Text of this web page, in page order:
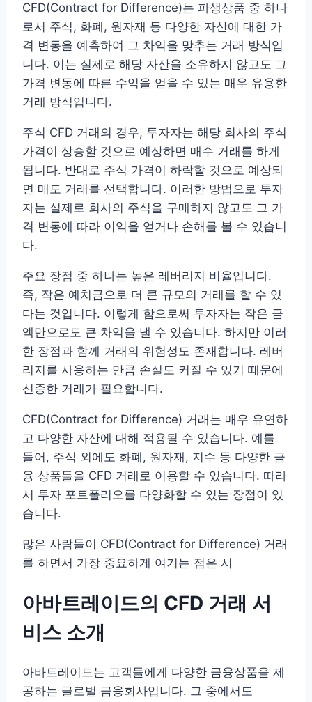
CFD(Contract for Difference)는 파생상품 중 하나
로서 주식, 화폐, 원자재 등 다양한 자산에 대한 가
격 변동을 예측하여 그 차익을 맞추는 거래 방식입
니다. 이는 실제로 해당 자산을 소유하지 않고도 그
가격 변동에 따른 수익을 얻을 수 있는 매우 유용한
거래 방식입니다.
주식 CFD 거래의 경우, 투자자는 해당 회사의 주식
가격이 상승할 것으로 예상하면 매수 거래를 하게
됩니다. 반대로 주식 가격이 하락할 것으로 예상되
면 매도 거래를 선택합니다. 이러한 방법으로 투자
자는 실제로 회사의 주식을 구매하지 않고도 그 가
격 변동에 따라 이익을 얻거나 손해를 볼 수 있습니
다.
주요 장점 중 하나는 높은 레버리지 비율입니다.
즉, 작은 예치금으로 더 큰 규모의 거래를 할 수 있
다는 것입니다. 이렇게 함으로써 투자자는 작은 금
액만으로도 큰 차익을 낼 수 있습니다. 하지만 이러
한 장점과 함께 거래의 위험성도 존재합니다. 레버
리지를 사용하는 만큼 손실도 커질 수 있기 때문에
신중한 거래가 필요합니다.
CFD(Contract for Difference) 거래는 매우 유연하
고 다양한 자산에 대해 적용될 수 있습니다. 예를
들어, 주식 외에도 화폐, 원자재, 지수 등 다양한 금
융 상품들을 CFD 거래로 이용할 수 있습니다. 따라
서 투자 포트폴리오를 다양화할 수 있는 장점이 있
습니다.
많은 사람들이 CFD(Contract for Difference) 거래
를 하면서 가장 중요하게 여기는 점은 시
아바트레이드의 CFD 거래 서
비스 소개
아바트레이드는 고객들에게 다양한 금융상품을 제
공하는 글로벌 금융회사입니다. 그 중에서도